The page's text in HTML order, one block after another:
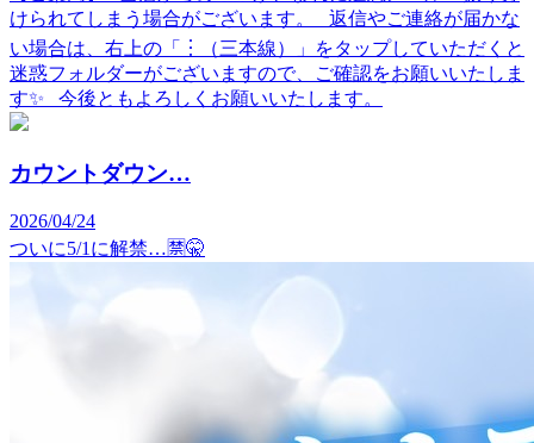
けられてしまう場合がございます。 返信やご連絡が届かな
い場合は、右上の「︙（三本線）」をタップしていただくと
迷惑フォルダーがございますので、ご確認をお願いいたしま
す✨ 今後ともよろしくお願いいたします。
カウントダウン…
2026/04/24
ついに5/1に解禁…🈲🤫